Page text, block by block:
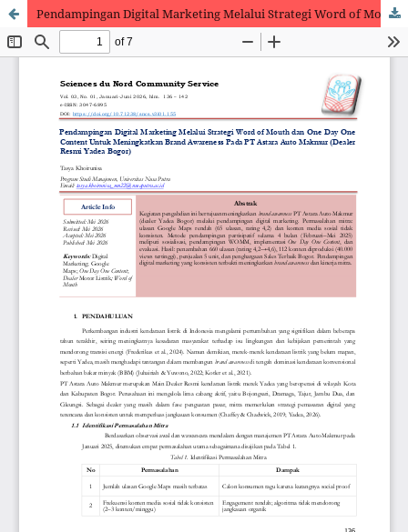
Pendampingan Digital Marketing Melalui Strategi Word of Mouth dan One Day One Content Untuk Meningkatkan Brand Awareness Pada PT Astara Auto Makmur (Dealer Resmi Yadea Bogor)